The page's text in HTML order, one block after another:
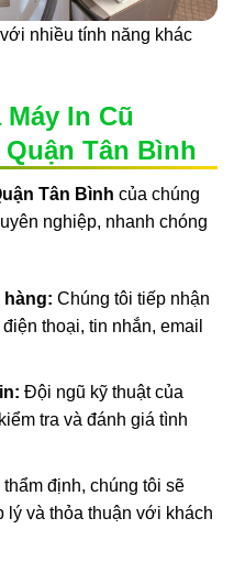
nhiều tính năng khác
In Cũ
Tân Bình
Tân Bình của chúng
nghiệp, nhanh chóng
hàng: Chúng tôi tiếp nhận
thoại, tin nhắn, email
Đội ngũ kỹ thuật của
tra và đánh giá tình
thẩm định, chúng tôi sẽ
và thỏa thuận với khách